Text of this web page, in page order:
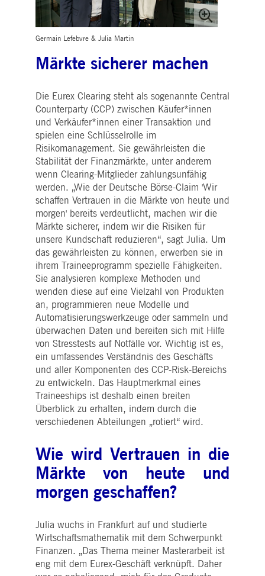
Germain Lefebvre & Julia Martin
Märkte sicherer machen
Die Eurex Clearing steht als sogenannte Central
Counterparty (CCP) zwischen Käufer*innen
und Verkäufer*innen einer Transaktion und
spielen eine Schlüsselrolle im
Risikomanagement. Sie gewährleisten die
Stabilität der Finanzmärkte, unter anderem
wenn Clearing-Mitglieder zahlungsunfähig
werden. „Wie der Deutsche Börse-Claim 'Wir
schaffen Vertrauen in die Märkte von heute und
morgen' bereits verdeutlicht, machen wir die
Märkte sicherer, indem wir die Risiken für
unsere Kundschaft reduzieren“, sagt Julia. Um
das gewährleisten zu können, erwerben sie in
ihrem Traineeprogramm spezielle Fähigkeiten.
Sie analysieren komplexe Methoden und
wenden diese auf eine Vielzahl von Produkten
an, programmieren neue Modelle und
Automatisierungswerkzeuge oder sammeln und
überwachen Daten und bereiten sich mit Hilfe
von Stresstests auf Notfälle vor. Wichtig ist es,
ein umfassendes Verständnis des Geschäfts
und aller Komponenten des CCP-Risk-Bereichs
zu entwickeln. Das Hauptmerkmal eines
Traineeships ist deshalb einen breiten
Überblick zu erhalten, indem durch die
verschiedenen Abteilungen „rotiert“ wird.
Wie wird Vertrauen in die
Märkte von heute und
morgen geschaffen?
Julia wuchs in Frankfurt auf und studierte
Wirtschaftsmathematik mit dem Schwerpunkt
Finanzen. „Das Thema meiner Masterarbeit ist
eng mit dem Eurex-Geschäft verknüpft. Daher
www.deutsche-
boerse.com
Sitzung
Dieses Cookie wird vom
Application Gateway
verwendet, um eine
Sitzung
broadcaster.walls.io
Klebrigkeit mit CORS-
Anwendungsfällen nach
Klebrigkeits-Cookies für
jede dieser
Klebrigkeitsfunktionen mit
dem Namen
deutsche-
boerse.com
Sitzung
Dieses Cookie ist für die
erforderlich.
CookieScript
.deutsche-
boerse.com
1 Jahr
Dieses Cookie wird vom
Cookie-Script.com-Dienst
verwendet, um die
für Besucher-Cookies zu
speichern. Das Cookie-
Banner von Cookie-
Script.com muss
ordnungsgemäß
funktionieren.
deutsche-
boerse.com
Sitzung
Dieses Cookie wird vom
Application Gateway zur
Aufrechterhaltung der
Sticky Session verwendet.
LinkedIn
Corporation
.linkedin.com
5
Monate
4
Wochen
Wird verwendet, um die
Zustimmung des Gastes
zur Verwendung von
Cookies für nicht
wesentliche Zwecke zu
speichern
deutsche-
boerse.com
Sitzung
Dieses Cookie wird vom
Application Gateway
verwendet, um die Sticky
Session auch bei Cross-
Origin-Anfragen
www.eurex.com
Dieses Cookie wird in
Verbindung mit dem
Lastausgleich verwendet,
um sicherzustellen, dass
Client-Anfragen auf den
die Förderung einer
Ressourcennutzung zu
verbessern. Insbesondere
unterstützt die CORS
(Cross-Origin Resource
Sharing) Version die